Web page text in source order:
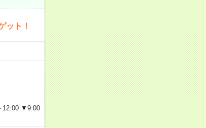
ット！
12:00 ▼9:00